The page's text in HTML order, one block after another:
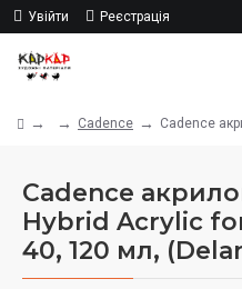
Увійти Реєстрація
Cadence Cadence
Cadence
Hybrid Acrylic
40, 120 мл,